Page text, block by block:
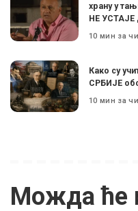
храну у
НЕ УСТАЈЕ
10 мин за
Како су
СРБИЈЕ
10 мин за
Можда ће